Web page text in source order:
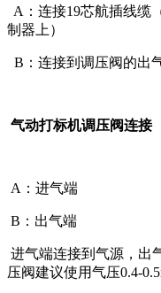
A：连接19芯航插线缆
制器上）
B：连接到调压阀的出
气动打标机调压阀连接
A：进气端
B：出气端
进气端连接到气源，出
压阀建议使用气压0.4-